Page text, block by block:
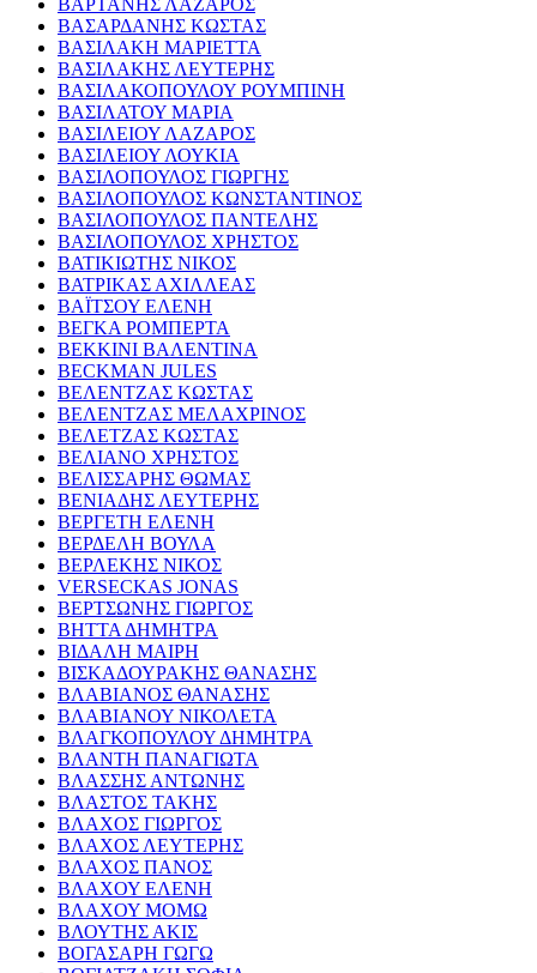
ΒΑΡΤΑΝΗΣ ΛΑΖΑΡΟΣ
ΒΑΣΑΡΔΑΝΗΣ ΚΩΣΤΑΣ
ΒΑΣΙΛΑΚΗ ΜΑΡΙΕΤΤΑ
ΒΑΣΙΛΑΚΗΣ ΛΕΥΤΕΡΗΣ
ΒΑΣΙΛΑΚΟΠΟΥΛΟΥ ΡΟΥΜΠΙΝΗ
ΒΑΣΙΛΑΤΟΥ ΜΑΡΙΑ
ΒΑΣΙΛΕΙΟΥ ΛΑΖΑΡΟΣ
ΒΑΣΙΛΕΙΟΥ ΛΟΥΚΙΑ
ΒΑΣΙΛΟΠΟΥΛΟΣ ΓΙΩΡΓΗΣ
ΒΑΣΙΛΟΠΟΥΛΟΣ ΚΩΝΣΤΑΝΤΙΝΟΣ
ΒΑΣΙΛΟΠΟΥΛΟΣ ΠΑΝΤΕΛΗΣ
ΒΑΣΙΛΟΠΟΥΛΟΣ ΧΡΗΣΤΟΣ
ΒΑΤΙΚΙΩΤΗΣ ΝΙΚΟΣ
ΒΑΤΡΙΚΑΣ ΑΧΙΛΛΕΑΣ
ΒΑΪΤΣΟΥ ΕΛΕΝΗ
ΒΕΓΚΑ ΡΟΜΠΕΡΤΑ
ΒΕΚΚΙΝΙ ΒΑΛΕΝΤΙΝΑ
BECKMAN JULES
ΒΕΛΕΝΤΖΑΣ ΚΩΣΤΑΣ
ΒΕΛΕΝΤΖΑΣ ΜΕΛΑΧΡΙΝΟΣ
ΒΕΛΕΤΖΑΣ ΚΩΣΤΑΣ
ΒΕΛΙΑΝΟ ΧΡΗΣΤΟΣ
ΒΕΛΙΣΣΑΡΗΣ ΘΩΜΑΣ
ΒΕΝΙΑΔΗΣ ΛΕΥΤΕΡΗΣ
ΒΕΡΓΕΤΗ ΕΛΕΝΗ
ΒΕΡΔΕΛΗ ΒΟΥΛΑ
ΒΕΡΛΕΚΗΣ ΝΙΚΟΣ
VERSECKAS JONAS
ΒΕΡΤΣΩΝΗΣ ΓΙΩΡΓΟΣ
ΒΗΤΤΑ ΔΗΜΗΤΡΑ
ΒΙΔΑΛΗ ΜΑΙΡΗ
ΒΙΣΚΑΔΟΥΡΑΚΗΣ ΘΑΝΑΣΗΣ
ΒΛΑΒΙΑΝΟΣ ΘΑΝΑΣΗΣ
ΒΛΑΒΙΑΝΟΥ ΝΙΚΟΛΕΤΑ
ΒΛΑΓΚΟΠΟΥΛΟΥ ΔΗΜΗΤΡΑ
ΒΛΑΝΤΗ ΠΑΝΑΓΙΩΤΑ
ΒΛΑΣΣΗΣ ΑΝΤΩΝΗΣ
ΒΛΑΣΤΟΣ ΤΑΚΗΣ
ΒΛΑΧΟΣ ΓΙΩΡΓΟΣ
ΒΛΑΧΟΣ ΛΕΥΤΕΡΗΣ
ΒΛΑΧΟΣ ΠΑΝΟΣ
ΒΛΑΧΟΥ ΕΛΕΝΗ
ΒΛΑΧΟΥ ΜΟΜΩ
ΒΛΟΥΤΗΣ ΑΚΙΣ
ΒΟΓΑΣΑΡΗ ΓΩΓΩ